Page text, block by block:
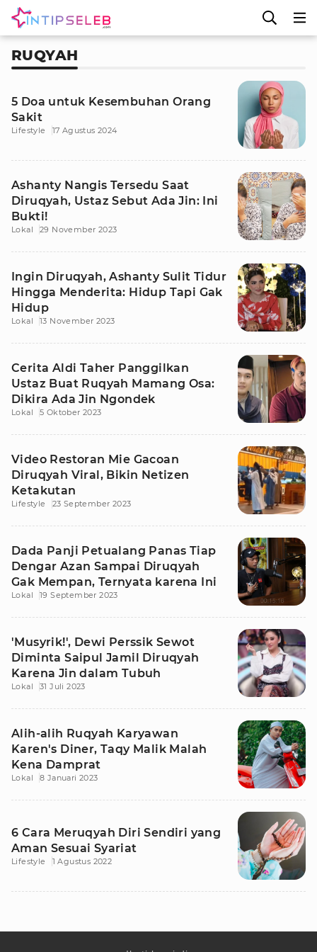
RUQYAH
5 Doa untuk Kesembuhan Orang
Sakit
Lifestyle 17 Agustus 2024
Ashanty Nangis Tersedu Saat
Diruqyah, Ustaz Sebut Ada Jin: Ini
Bukti!
Lokal 29 November 2023
Ingin Diruqyah, Ashanty Sulit Tidur
Hingga Menderita: Hidup Tapi Gak
Hidup
Lokal 13 November 2023
Cerita Aldi Taher Panggilkan
Ustaz Buat Ruqyah Mamang Osa:
Dikira Ada Jin Ngondek
Lokal 5 Oktober 2023
Video Restoran Mie Gacoan
Diruqyah Viral, Bikin Netizen
Ketakutan
Lifestyle 23 September 2023
Dada Panji Petualang Panas Tiap
Dengar Azan Sampai Diruqyah
Gak Mempan, Ternyata karena Ini
Lokal 19 September 2023
'Musyrik!', Dewi Perssik Sewot
Diminta Saipul Jamil Diruqyah
Karena Jin dalam Tubuh
Lokal 31 Juli 2023
Alih-alih Ruqyah Karyawan
Karen's Diner, Taqy Malik Malah
Kena Damprat
Lokal 8 Januari 2023
6 Cara Meruqyah Diri Sendiri yang
Aman Sesuai Syariat
Lifestyle 1 Agustus 2022